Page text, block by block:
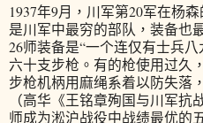
1937年9月，川军第20军在杨
是川军中最穷的部队，装备也
26师装备是“一个连仅有士兵
六十支步枪。有的枪使用过久
步枪机柄用麻绳系着以防失
（高华《王铭章殉国与川军
师成为淞沪战役中战绩最优的